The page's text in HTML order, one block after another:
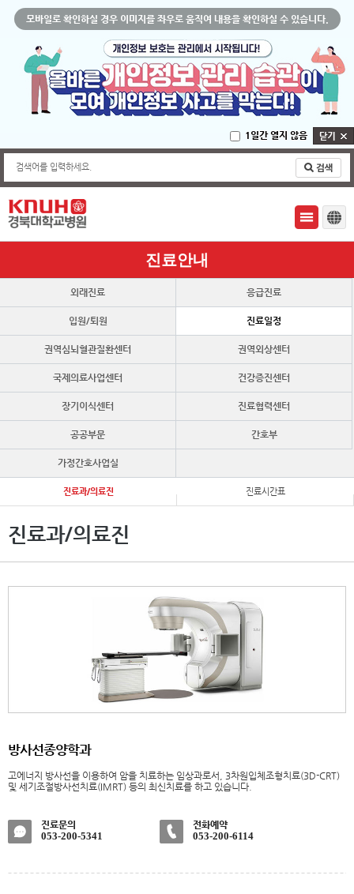
모바일로 확인하실 경우 이미지를 좌우로 움직여 내용을 확인하실 수 있습니다.
1일간 열지 않음
검색어를 입력하세요.
진료안내
외래진료 응급진료
입원/퇴원 진료일정
권역심뇌혈관질환센터 권역외상센터
국제의료사업센터 건강증진센터
장기이식센터 진료협력센터
공공부문 간호부
가정간호사업실
진료과/의료진 진료시간표
진료과/의료진
방사선종양학과
고에너지 방사선을 이용하여 암을 치료하는 임상과로서, 3차원입체조형치료(3D-CRT)
및 세기조절방사선치료(IMRT) 등의 최신치료를 하고 있습니다.
진료문의
053-200-5341
전화예약
053-200-6114